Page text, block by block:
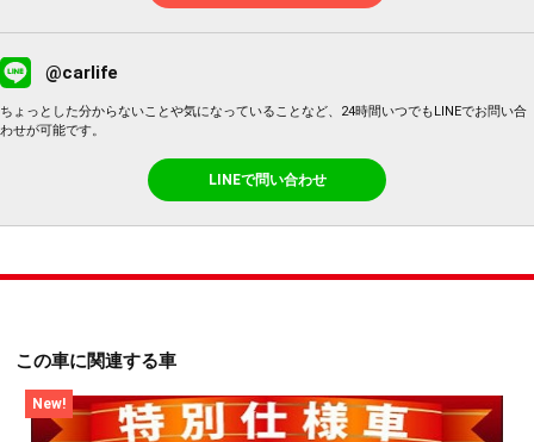
@carlife
ちょっとした分からないことや気になっていることなど、24時間いつでもLINEでお問い合
わせが可能です。
LINEで問い合わせ
この車に関連する車
New!